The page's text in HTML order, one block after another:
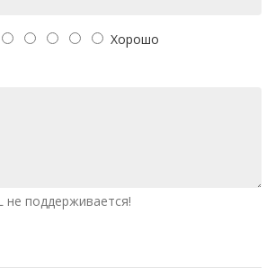
Хорошо
не поддерживается!